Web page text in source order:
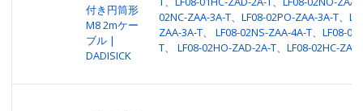
付き円筒形
M8 2mケー
ブル |
DADISICK
02NC-ZAA-3A-T、LF08-02PO-ZAA-3A-T、
ZAA-3A-T、 LF08-02NS-ZAA-4A-T、LF08-
T、 LF08-02HO-ZAD-2A-T、LF08-02HC-